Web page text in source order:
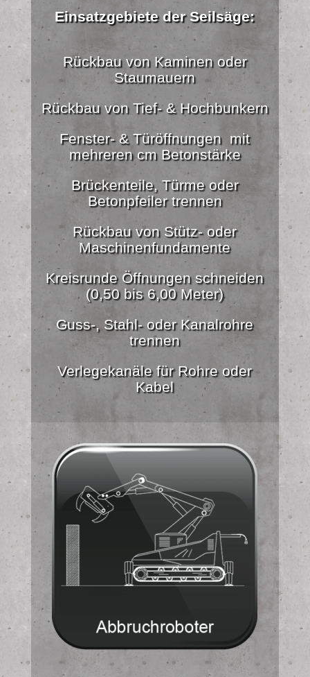
Einsatzgebiete der Seilsäge:
Rückbau von Kaminen oder
Staumauern
Rückbau von Tief- & Hochbunkern
Fenster- & Türöffnungen mit
mehreren cm Betonstärke
Brückenteile, Türme oder
Betonpfeiler trennen
Rückbau von Stütz- oder
Maschinenfundamente
Kreisrunde Öffnungen schneiden
(0,50 bis 6,00 Meter)
Guss-, Stahl- oder Kanalrohre
trennen
Verlegekanäle für Rohre oder
Kabel